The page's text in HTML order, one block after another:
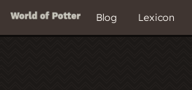
Blog Lexicon